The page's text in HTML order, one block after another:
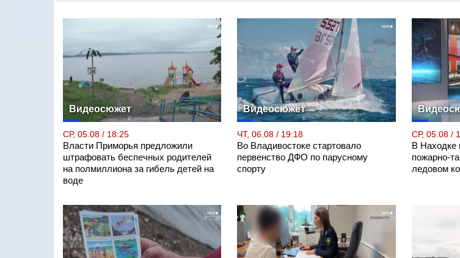
Видеосюжет
СР, 05.08 / 18:25
Власти Приморья предложили
штрафовать беспечных родителей
на полмиллиона за гибель детей на
воде
Видеосюжет
ЧТ, 06.08 / 19:18
Во Владивостоке стартовало
первенство ДФО по парусному
спорту
СР, 05.08 /
В
пожарно-
ледовом